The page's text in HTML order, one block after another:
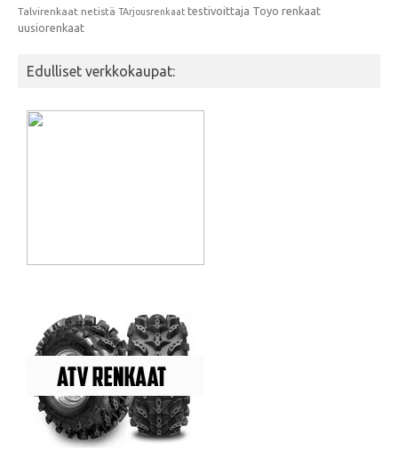
Talvirenkaat netistä TArjousrenkaat testivoittaja Toyo renkaat
uusiorenkaat
Edulliset verkkokaupat: